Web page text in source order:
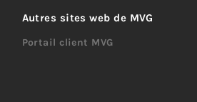
Autres sites web de MVG
Portail client MVG